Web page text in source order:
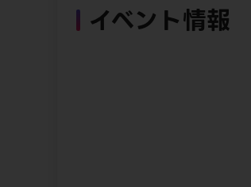
イベント情報